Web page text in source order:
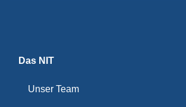
Das NIT
Unser Team